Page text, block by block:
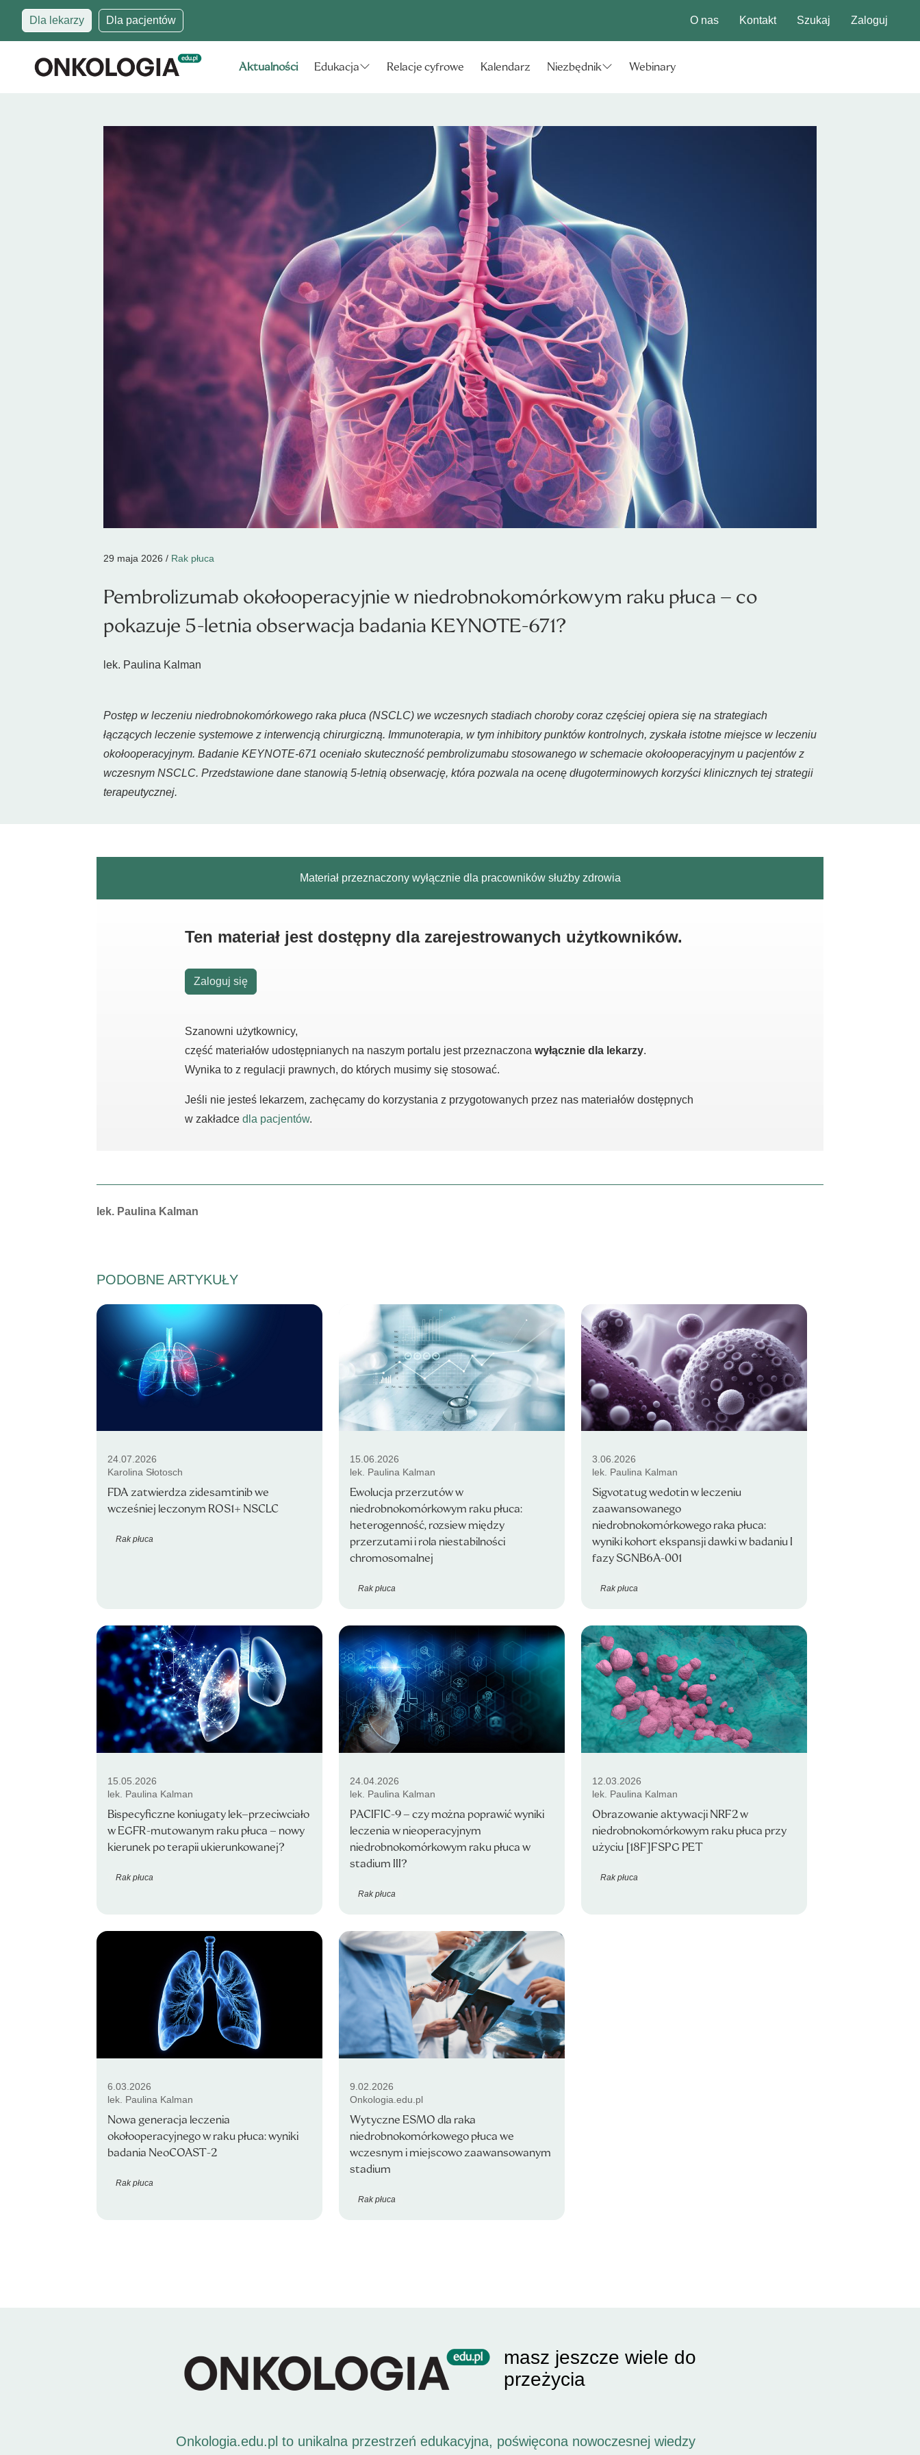
Dla lekarzy Dla pacjentów O nas Kontakt Szukaj Zaloguj
Aktualności Edukacja Relacje cyfrowe Kalendarz Niezbędnik Webinary
29 maja 2026 / Rak płuca
Pembrolizumab okołooperacyjnie w niedrobnokomórkowym raku płuca – co
pokazuje 5-letnia obserwacja badania KEYNOTE-671?
lek. Paulina Kalman
Postęp w leczeniu niedrobnokomórkowego raka płuca (NSCLC) we wczesnych stadiach choroby coraz częściej opiera się na strategiach
łączących leczenie systemowe z interwencją chirurgiczną. Immunoterapia, w tym inhibitory punktów kontrolnych, zyskała istotne miejsce w leczeniu
okołooperacyjnym. Badanie KEYNOTE-671 oceniało skuteczność pembrolizumabu stosowanego w schemacie okołooperacyjnym u pacjentów z
wczesnym NSCLC. Przedstawione dane stanowią 5-letnią obserwację, która pozwala na ocenę długoterminowych korzyści klinicznych tej strategii
terapeutycznej.
Materiał przeznaczony wyłącznie dla pracowników służby zdrowia
Ten materiał jest dostępny dla zarejestrowanych użytkowników.
Zaloguj się
Szanowni użytkownicy,
część materiałów udostępnianych na naszym portalu jest przeznaczona wyłącznie dla lekarzy.
Wynika to z regulacji prawnych, do których musimy się stosować.
Jeśli nie jesteś lekarzem, zachęcamy do korzystania z przygotowanych przez nas materiałów dostępnych
w zakładce dla pacjentów.
Autorzy:
lek. Paulina Kalman
PODOBNE ARTYKUŁY
24.07.2026
Karolina Słotosch
FDA zatwierdza zidesamtinib we
wcześniej leczonym ROS1+ NSCLC
Rak płuca
15.06.2026
lek. Paulina Kalman
Ewolucja przerzutów w
niedrobnokomórkowym raku płuca:
heterogenność, rozsiew między
przerzutami i rola niestabilności
chromosomalnej
Rak płuca
3.06.2026
lek. Paulina Kalman
Sigvotatug wedotin w leczeniu
zaawansowanego
niedrobnokomórkowego raka płuca:
wyniki kohort ekspansji dawki w badaniu I
fazy SGNB6A-001
Rak płuca
15.05.2026
lek. Paulina Kalman
Bispecyficzne koniugaty lek–przeciwciało
w EGFR-mutowanym raku płuca – nowy
kierunek po terapii ukierunkowanej?
Rak płuca
24.04.2026
lek. Paulina Kalman
PACIFIC-9 – czy można poprawić wyniki
leczenia w nieoperacyjnym
niedrobnokomórkowym raku płuca w
stadium III?
Rak płuca
12.03.2026
lek. Paulina Kalman
Obrazowanie aktywacji NRF2 w
niedrobnokomórkowym raku płuca przy
użyciu [18F]FSPG PET
Rak płuca
6.03.2026
lek. Paulina Kalman
Nowa generacja leczenia
okołooperacyjnego w raku płuca: wyniki
badania NeoCOAST-2
Rak płuca
9.02.2026
Onkologia.edu.pl
Wytyczne ESMO dla raka
niedrobnokomórkowego płuca we
wczesnym i miejscowo zaawansowanym
stadium
Rak płuca
masz jeszcze wiele do
przeżycia
Onkologia.edu.pl to unikalna przestrzeń edukacyjna, poświęcona nowoczesnej wiedzy